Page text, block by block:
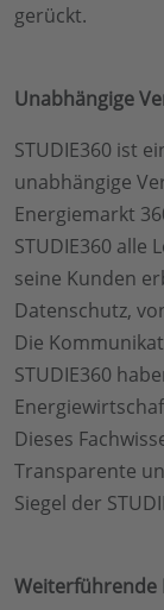
gerückt.
Unabhängige
STUDIE360 ist
unabhängige
Energiemarkt
STUDIE360 alle
seine Kunden
Datenschutz,
Die
STUDIE360
Dieses
Transparente
Siegel der